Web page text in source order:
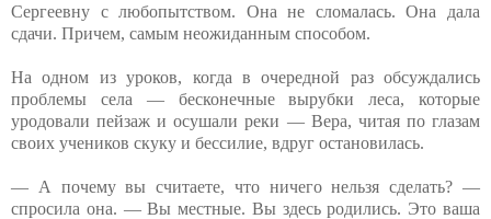
Сергеевну с любопытством. Она не сломалась. Она дала
сдачи. Причем, самым неожиданным способом.
На одном из уроков, когда в очередной раз обсуждались
проблемы села — бесконечные вырубки леса, которые
уродовали пейзаж и осушали реки — Вера, читая по глазам
своих учеников скуку и бессилие, вдруг остановилась.
— А почему вы считаете, что ничего нельзя сделать? —
спросила она. — Вы местные. Вы здесь родились. Это ваша